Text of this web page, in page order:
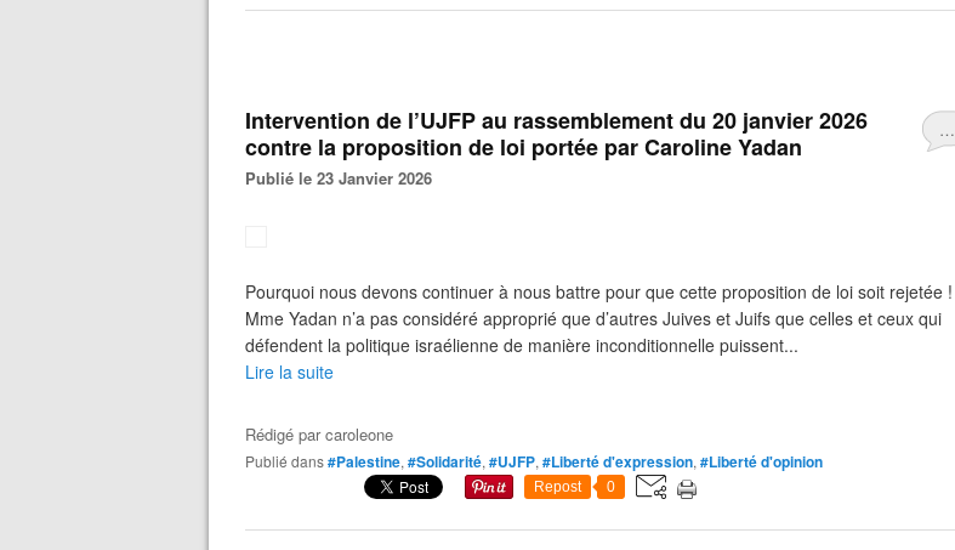
…
Intervention de l’UJFP au rassemblement du 20 janvier 2026
contre la proposition de loi portée par Caroline Yadan
Publié le 23 Janvier 2026
Pourquoi nous devons continuer à nous battre pour que cette proposition de loi soit rejetée !
Mme Yadan n’a pas considéré approprié que d’autres Juives et Juifs que celles et ceux qui
défendent la politique israélienne de manière inconditionnelle puissent...
Lire la suite
Rédigé parcaroleone
Publié dans#Palestine, #Solidarité, #UJFP, #Liberté d'expression, #Liberté d'opinion
Repost 0